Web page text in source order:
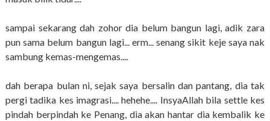
sampai sekarang dah zohor dia belum bangun lagi, adik zara
pun sama belum bangun lagi... erm... senang sikit keje saya nak
sambung kemas-mengemas....
dah berapa bulan ni, sejak saya bersalin dan pantang, dia tak
pergi tadika kes imagrasi.... hehehe.... InsyaAllah bila settle kes
pindah berpindah ke Penang, dia akan hantar dia kembalik ke